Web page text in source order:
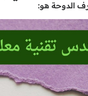
الدوحة هو: